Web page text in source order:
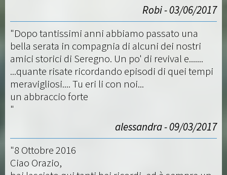
Robi - 03/06/2017
"Dopo tantissimi anni abbiamo passato una
bella serata in compagnia di alcuni dei nostri
amici storici di Seregno. Un po' di revival e.......
...quante risate ricordando episodi di quei tempi
meravigliosi.... Tu eri li con noi...
un abbraccio forte
"
alessandra - 09/03/2017
"8 Ottobre 2016
Ciao Orazio,